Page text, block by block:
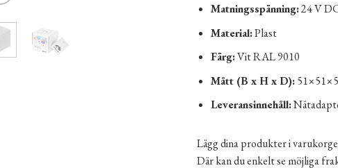
Matningsspänning:24 V
Material:Plast
Färg:Vit RAL 9010
Mått (B x H x D):
Leveransinnehåll:
Lägg dina produkter i
Där kan du enkelt se möjliga